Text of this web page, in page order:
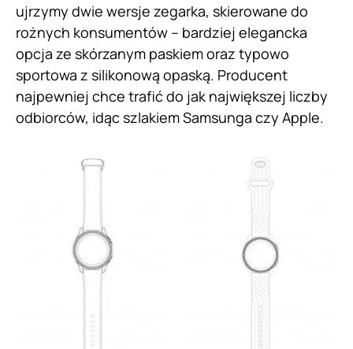
ujrzymy dwie wersje zegarka, skierowane do
rożnych konsumentów – bardziej elegancka
opcja ze skórzanym paskiem oraz typowo
sportowa z silikonową opaską. Producent
najpewniej chce trafić do jak największej liczby
odbiorców, idąc szlakiem Samsunga czy Apple.